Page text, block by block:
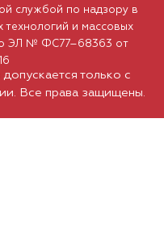
только с
Все права защищены.
службой по надзору в
и массовых
ЭЛ № ФС77–68363 от